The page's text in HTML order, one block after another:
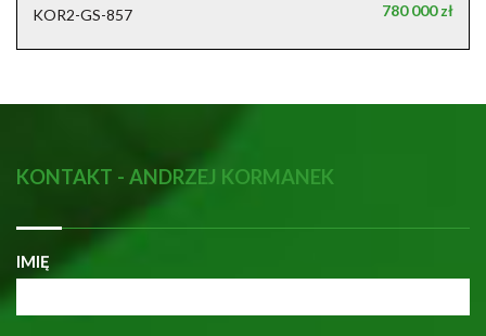
KOR2-GS-857 780 000 zł
KONTAKT - ANDRZEJ KORMANEK
IMIĘ